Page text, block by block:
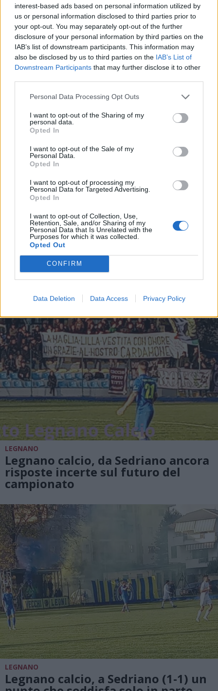
interest-based ads based on personal information utilized by
us or personal information disclosed to third parties prior to
your opt-out. You may separately opt-out of the further
disclosure of your personal information by third parties on the
IAB’s list of downstream participants. This information may
also be disclosed by us to third parties on the IAB’s List of
Downstream Participants that may further disclose it to other
Personal Data Processing Opt Outs
I want to opt-out of the Sharing of my
personal data.
Opted In
I want to opt-out of the Sale of my
Personal Data.
Opted In
I want to opt-out of processing my
Personal Data for Targeted Advertising.
Opted In
I want to opt-out of Collection, Use,
Retention, Sale, and/or Sharing of my
Personal Data that Is Unrelated with the
Purposes for which it was collected.
Opted Out
CONFIRM
Data Deletion Data Access Privacy Policy
LEGNANO
La Caronnese (1-0) rovina il ritorno
del Legnano calcio al “Mari”
LEGNANO
Legnano calcio, il ritorno al “Mari”
da festeggiare soprattutto con una
vittoria
LEGNANO
Legnano calcio, da Sedriano ancora
risposte incerte sul futuro del
campionato
LEGNANO
Legnano calcio, a Sedriano (1-1) un